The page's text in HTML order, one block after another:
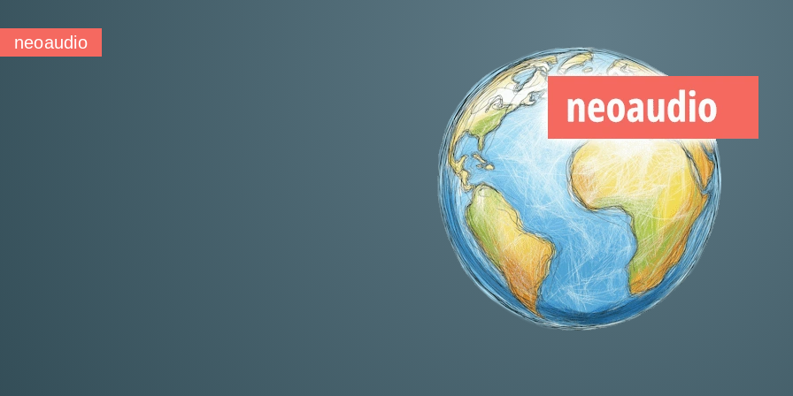
neoaudio